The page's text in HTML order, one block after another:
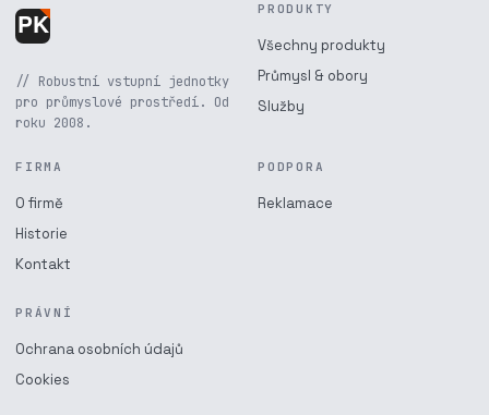
// Robustní vstupní jednotky
pro průmyslové prostředí. Od
roku 2008.
PRODUKTY
Všechny produkty
Průmysl & obory
Služby
FIRMA
O firmě
Historie
Kontakt
PODPORA
Reklamace
PRÁVNÍ
Ochrana osobních údajů
Cookies